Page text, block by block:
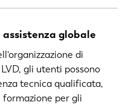
globale
di
gli utenti possono
tecnica qualificata,
per gli